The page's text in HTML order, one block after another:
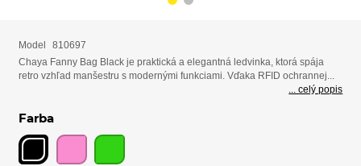
Model
810697
Chaya Fanny Bag Black je praktická a elegantná ledvinka, ktorá spája
retro vzhľad manšestru s modernými funkciami. Vďaka RFID ochrannej...
... celý popis
Farba